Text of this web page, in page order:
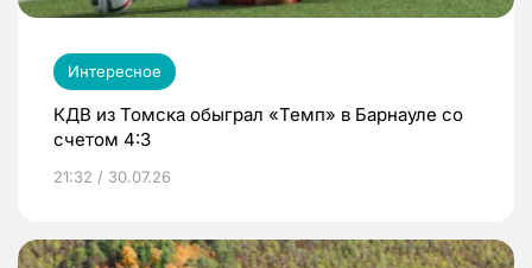
Интересное
КДВ из Томска обыграл «Темп» в Барнауле со
счетом 4:3
21:32 / 30.07.26